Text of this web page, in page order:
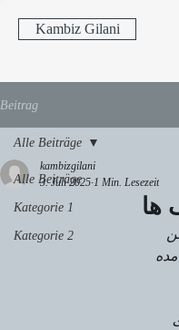
Kambiz Gilani
Beitrag
Alle Beiträge
Kategorie 1
Kategorie 2
Alle Beiträge
ها
kambizgilani
3. Juli 2025 1 Min. Lesezeit